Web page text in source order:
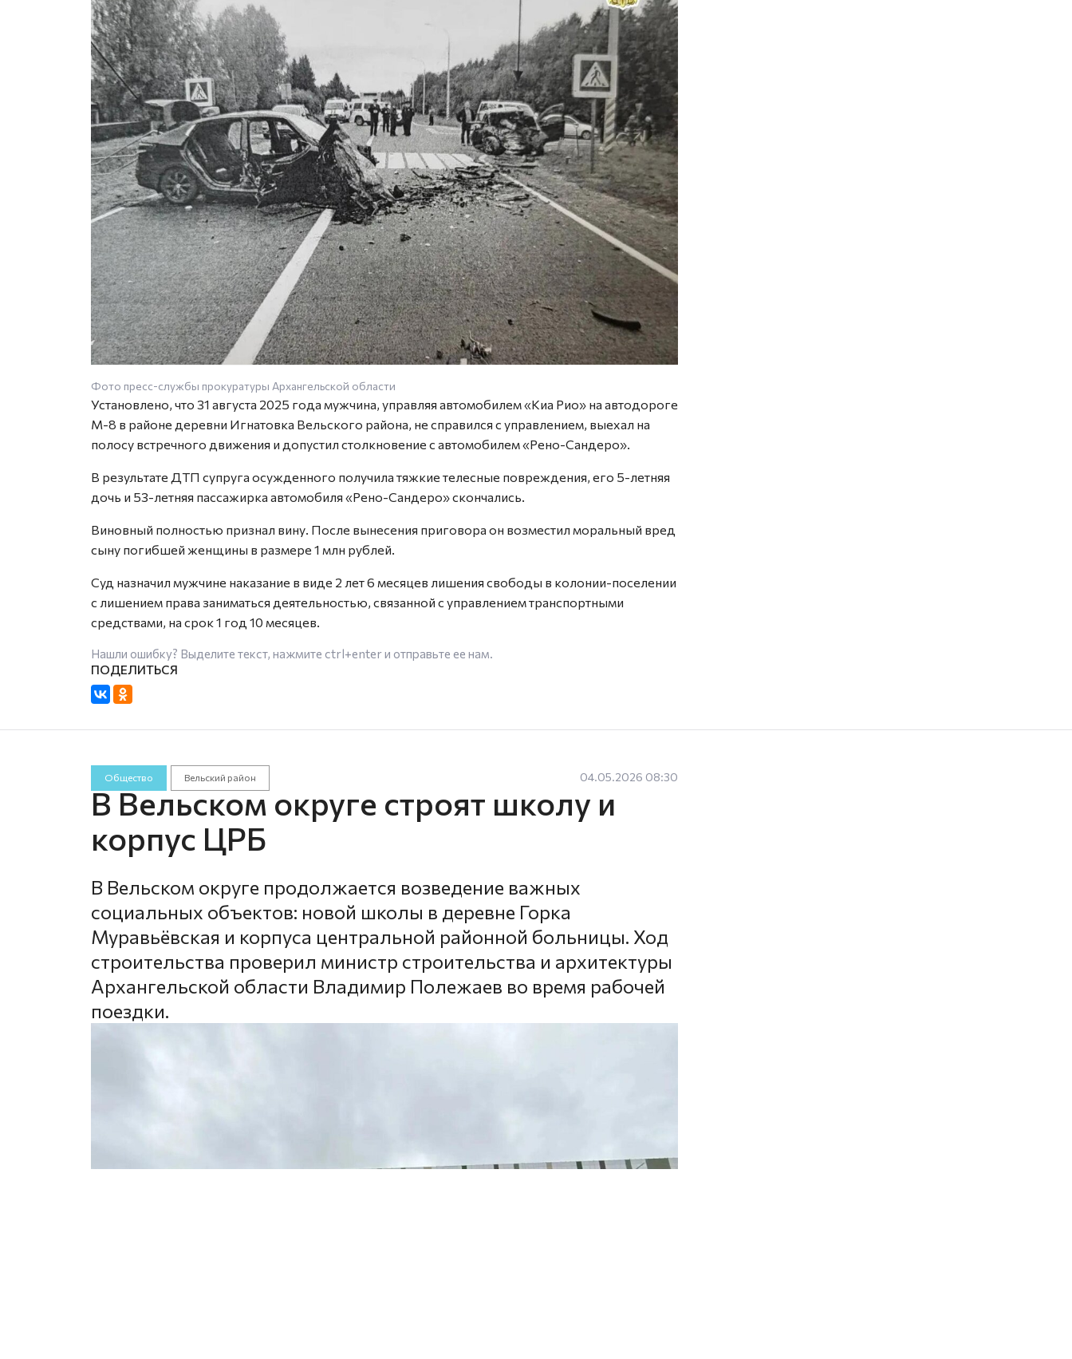
Фото пресс-службы прокуратуры Архангельской области
Установлено, что 31 августа 2025 года мужчина, управляя автомобилем «Киа Рио» на автодороге
М-8 в районе деревни Игнатовка Вельского района, не справился с управлением, выехал на
полосу встречного движения и допустил столкновение с автомобилем «Рено-Сандеро».
В результате ДТП супруга осужденного получила тяжкие телесные повреждения, его 5-летняя
дочь и 53-летняя пассажирка автомобиля «Рено-Сандеро» скончались.
Виновный полностью признал вину. После вынесения приговора он возместил моральный вред
сыну погибшей женщины в размере 1 млн рублей.
Суд назначил мужчине наказание в виде 2 лет 6 месяцев лишения свободы в колонии-поселении
с лишением права заниматься деятельностью, связанной с управлением транспортными
средствами, на срок 1 год 10 месяцев.
Нашли ошибку? Выделите текст, нажмите ctrl+enterи отправьте ее нам.
Общество Вельский район 04.05.2026 08:30
В Вельском округе строят школу и
корпус ЦРБ
В Вельском округе продолжается возведение важных
социальных объектов: новой школы в деревне Горка
Муравьёвская и корпуса центральной районной больницы. Ход
строительства проверил министр строительства и архитектуры
Архангельской области Владимир Полежаев во время рабочей
поездки.